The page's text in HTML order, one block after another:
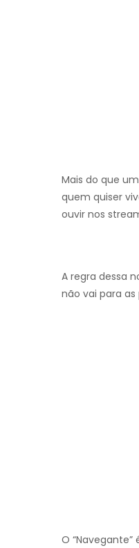
Mais do que
quem quiser
ouvir nos
A regra dessa
não vai para
O